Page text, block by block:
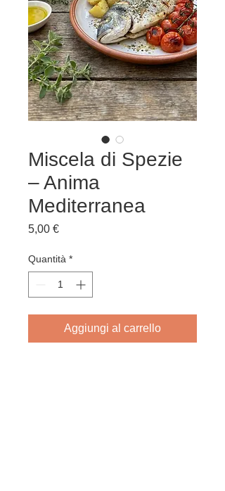
Miscela di Spezie
– Anima
Mediterranea
5,00 €Prezzo
Quantità *
Aggiungi al carrello